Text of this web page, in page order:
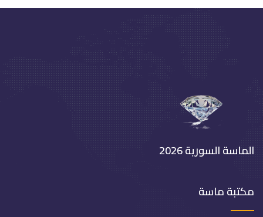
الماسة السورية 2026
مكتبة ماسة